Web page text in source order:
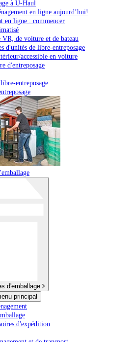
à U-Haul
en ligne aujourd’hui!
en ligne : commencer
VR, de voiture et de bateau
d'unités de libre-entreposage
accessible en voiture
d'entreposage
entreposage
d'emballage
principal
d'expédition